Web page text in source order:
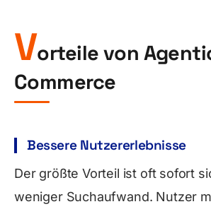
Vorteile von
Commerce
Bessere Nutzererlebnisse
Der größte Vorteil ist oft sofort
weniger Suchaufwand. Nutzer